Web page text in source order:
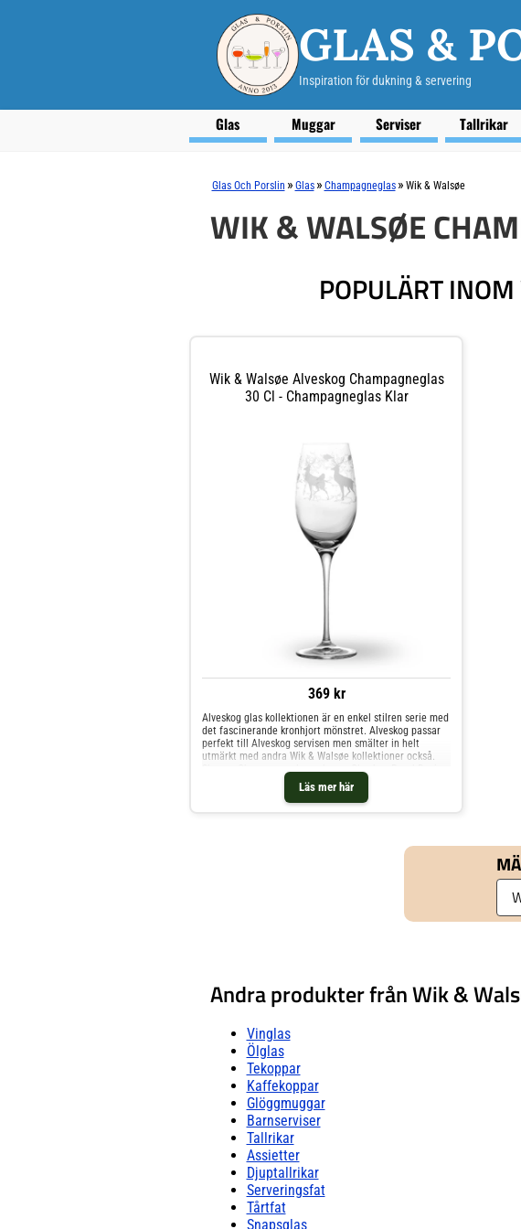
GLAS &
Inspiration för dukning & servering
Glas Muggar Serviser Tallrikar
Glas Och Porslin » Glas » Champagneglas » Wik & Walsøe
WIK & WALSØE
POPULÄRT
Wik & Walsøe Alveskog Champagneglas
30 Cl - Champagneglas Klar
369 kr
Läs mer här
Alveskog glas kollektionen är en enkel stilren serie med
det fascinerande kronhjort mönstret. Alveskog passar
perfekt till Alveskog servisen men smälter in helt
utmärkt med andra Wik & Walsøe kollektioner också.
Shoppa Champagneglas och mer Glas hos Royal Design.
Andra produkter från Wik &
Vinglas
Ölglas
Tekoppar
Kaffekoppar
Glöggmuggar
Barnserviser
Tallrikar
Assietter
Djuptallrikar
Serveringsfat
Tårtfat
Snapsglas